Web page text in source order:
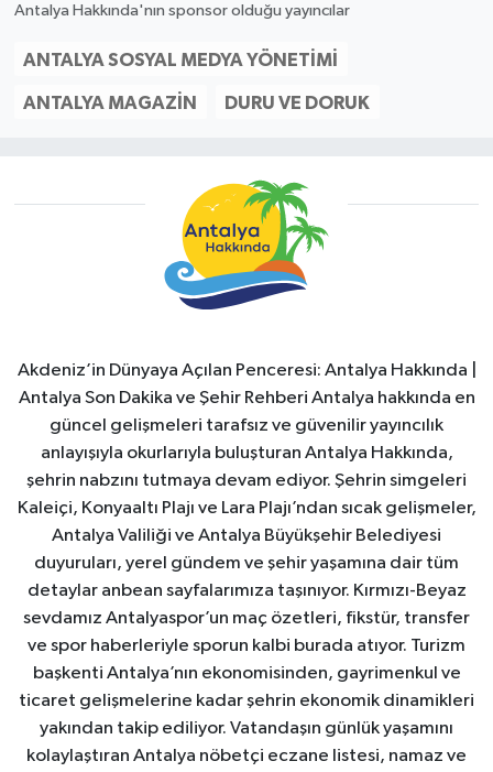
Antalya Hakkında'nın sponsor olduğu yayıncılar
ANTALYA SOSYAL MEDYA YÖNETIMI
ANTALYA MAGAZIN DURU VE DORUK
Akdeniz’in Dünyaya Açılan Penceresi: Antalya Hakkında |
Antalya Son Dakika ve Şehir Rehberi Antalya hakkında en
güncel gelişmeleri tarafsız ve güvenilir yayıncılık
anlayışıyla okurlarıyla buluşturan Antalya Hakkında,
şehrin nabzını tutmaya devam ediyor. Şehrin simgeleri
Kaleiçi, Konyaaltı Plajı ve Lara Plajı’ndan sıcak gelişmeler,
Antalya Valiliği ve Antalya Büyükşehir Belediyesi
duyuruları, yerel gündem ve şehir yaşamına dair tüm
detaylar anbean sayfalarımıza taşınıyor. Kırmızı-Beyaz
sevdamız Antalyaspor’un maç özetleri, fikstür, transfer
ve spor haberleriyle sporun kalbi burada atıyor. Turizm
başkenti Antalya’nın ekonomisinden, gayrimenkul ve
ticaret gelişmelerine kadar şehrin ekonomik dinamikleri
yakından takip ediliyor. Vatandaşın günlük yaşamını
kolaylaştıran Antalya nöbetçi eczane listesi, namaz ve